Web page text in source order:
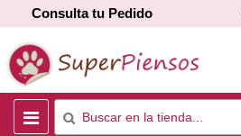
Consulta tu Pedido